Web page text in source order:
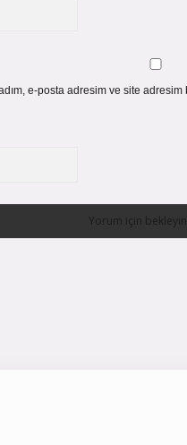
e-posta adresim ve site adresim